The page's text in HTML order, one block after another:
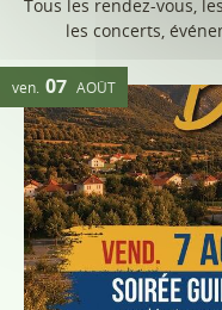
Vogue de
Les vendredi 7 et
!
Pendant deux jours,
animations pour
conviviale et festive :
lun. 11 JANV. 27